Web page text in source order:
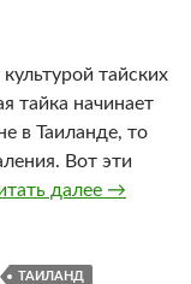
тайских
тайка начинает
в Таиланде, то
Вот эти
далее →
ТАИЛАНД